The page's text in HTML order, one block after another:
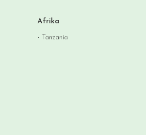
Afrika
Tanzania